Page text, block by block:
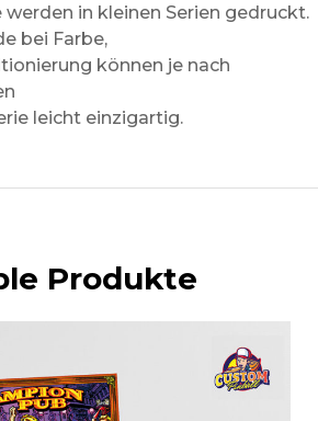
in kleinen Serien gedruckt.
bei Farbe,
können je nach
leicht einzigartig.
Produkte